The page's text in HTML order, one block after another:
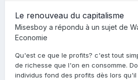
Le renouveau du capitalisme
Misesboy a répondu à un sujet de
Economie
Qu'est ce que le profits? c'est tout
de richesse que l'on en consomme.
individus fond des profits dès lors qu'il